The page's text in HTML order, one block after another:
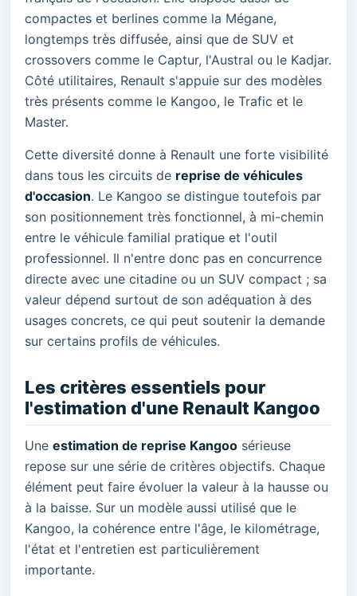
compactes et berlines comme la Mégane,
longtemps très diffusée, ainsi que de SUV et
crossovers comme le Captur, l'Austral ou le Kadjar.
Côté utilitaires, Renault s'appuie sur des modèles
très présents comme le Kangoo, le Trafic et le
Master.
Cette diversité donne à Renault une forte visibilité
dans tous les circuits de reprise de véhicules
d'occasion. Le Kangoo se distingue toutefois par
son positionnement très fonctionnel, à mi-chemin
entre le véhicule familial pratique et l'outil
professionnel. Il n'entre donc pas en concurrence
directe avec une citadine ou un SUV compact ; sa
valeur dépend surtout de son adéquation à des
usages concrets, ce qui peut soutenir la demande
sur certains profils de véhicules.
Les critères essentiels pour
l'estimation d'une Renault Kangoo
Une estimation de reprise Kangoo sérieuse
repose sur une série de critères objectifs. Chaque
élément peut faire évoluer la valeur à la hausse ou
à la baisse. Sur un modèle aussi utilisé que le
Kangoo, la cohérence entre l'âge, le kilométrage,
l'état et l'entretien est particulièrement
importante.